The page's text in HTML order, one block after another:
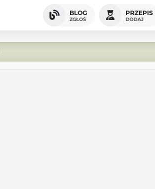
BLOG
ZGŁOŚ
PRZEPIS
DODAJ